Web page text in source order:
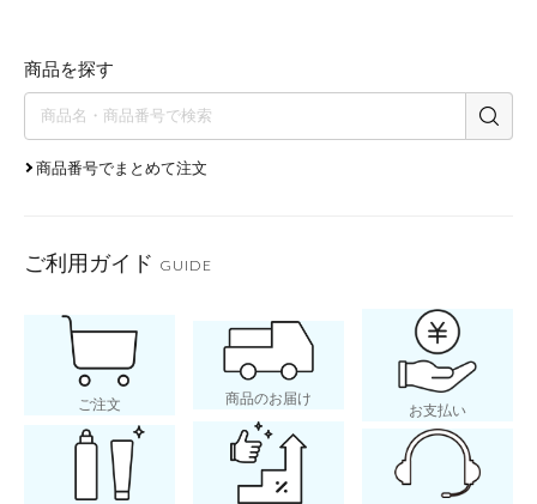
商品を探す
商品番号でまとめて注文
ご利用ガイド GUIDE
ご注文 商品のお届け
お支払い